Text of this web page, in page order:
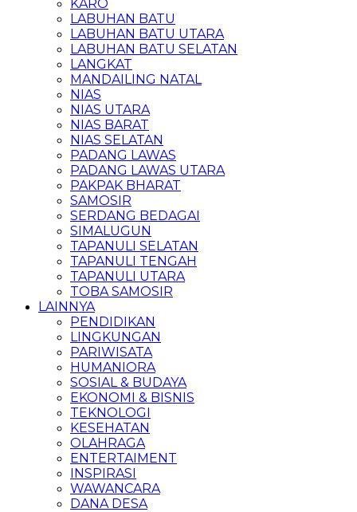
KARO
LABUHAN BATU
LABUHAN BATU UTARA
LABUHAN BATU SELATAN
LANGKAT
MANDAILING NATAL
NIAS
NIAS UTARA
NIAS BARAT
NIAS SELATAN
PADANG LAWAS
PADANG LAWAS UTARA
PAKPAK BHARAT
SAMOSIR
SERDANG BEDAGAI
SIMALUGUN
TAPANULI SELATAN
TAPANULI TENGAH
TAPANULI UTARA
TOBA SAMOSIR
LAINNYA
PENDIDIKAN
LINGKUNGAN
PARIWISATA
HUMANIORA
SOSIAL & BUDAYA
EKONOMI & BISNIS
TEKNOLOGI
KESEHATAN
OLAHRAGA
ENTERTAIMENT
INSPIRASI
WAWANCARA
DANA DESA